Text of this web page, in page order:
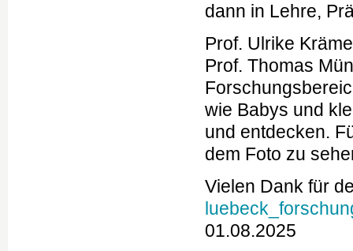
dann in Lehre,
Prof. Ulrike
Prof. Thomas
wie Babys und
und entdecken.
dem Foto zu
Vielen Dank für
01.08.2025